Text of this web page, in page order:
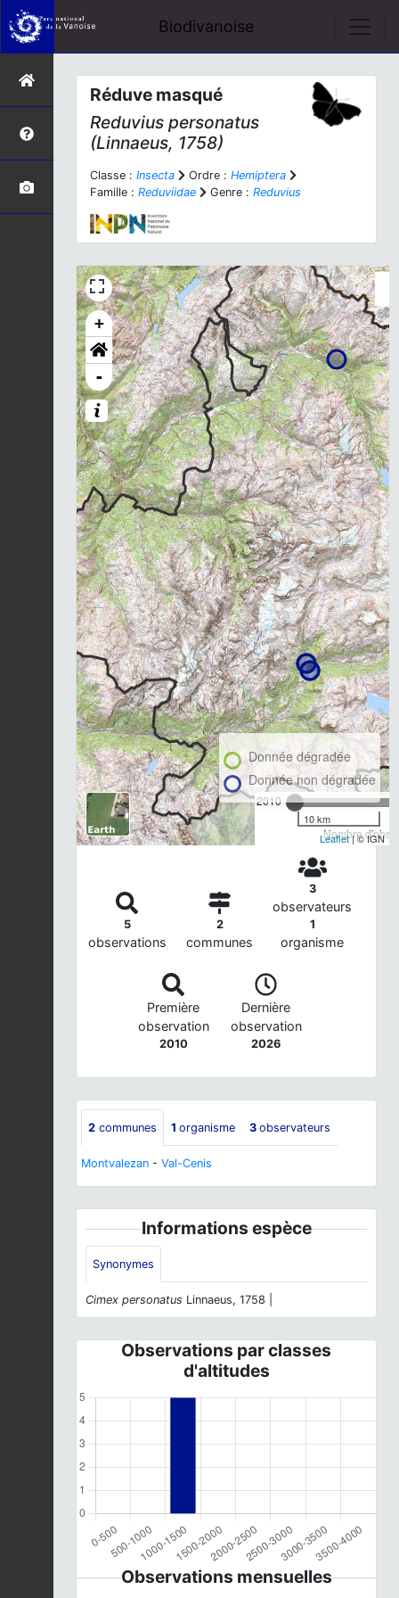
Biodivanoise
Réduve masqué
Reduvius personatus
(Linnaeus, 1758)
Classe : Insecta Ordre : Hemiptera
Famille : Reduviidae Genre : Reduvius
+
-
2010
Nombre
Donnée dégradée
Donnée non dégradée
10 km
Leaflet| © IGN
5
observations
2
communes
3
observateurs
1
organisme
Première
observation
2010
Dernière
observation
2026
2 communes 1 organisme 3 observateurs
Montvalezan - Val-Cenis
Informations espèce
Synonymes
Cimex personatus Linnaeus, 1758 |
Observations par classes
d'altitudes
Observations mensuelles